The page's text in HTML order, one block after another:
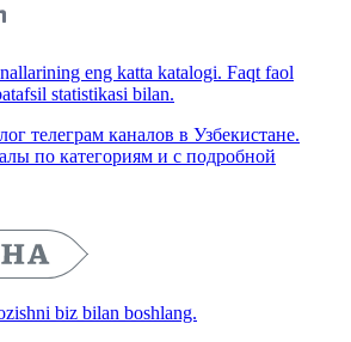
eng katta katalogi. Faqt faol
statistikasi bilan.
телеграм каналов в Узбекистане.
по категориям и с подробной
biz bilan boshlang.